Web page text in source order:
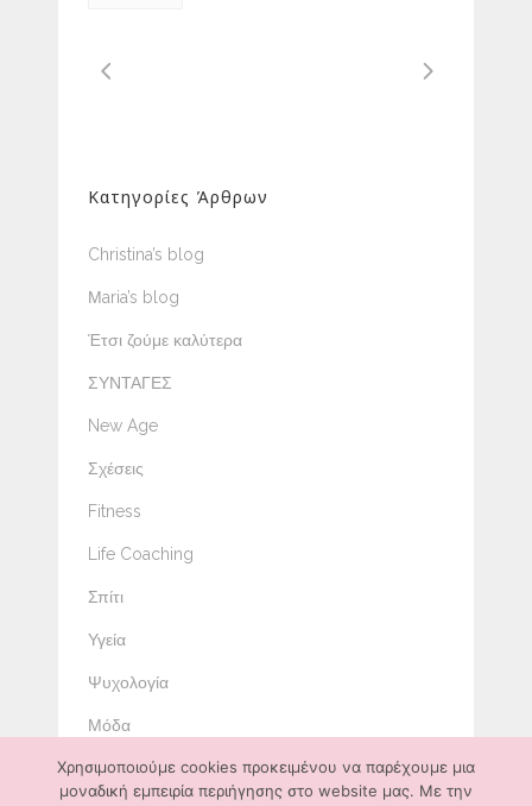
Κατηγορίες Άρθρων
Christina’s blog
Μaria’s blog
Έτσι ζούμε καλύτερα
ΣΥΝΤΑΓΕΣ
New Age
Σχέσεις
Fitness
Life Coaching
Σπίτι
Υγεία
Ψυχολογία
Μόδα
Ομορφιά
Χρησιμοποιούμε cookies προκειμένου να παρέχουμε μια
μοναδική εμπειρία περιήγησης στο website μας. Με την